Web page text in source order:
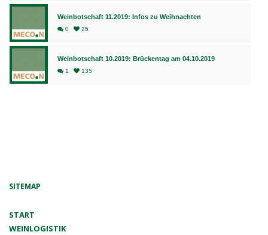
Weinbotschaft 11.2019: Infos zu Weihnachten
0 25
Weinbotschaft 10.2019: Brückentag am 04.10.2019
1 135
SITEMAP
START
WEINLOGISTIK